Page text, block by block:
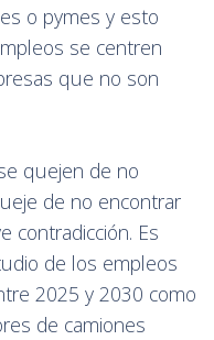
o pymes y esto
se centren
que no son
quejen de no
de no encontrar
contradicción. Es
de los empleos
2025 y 2030 como
de camiones